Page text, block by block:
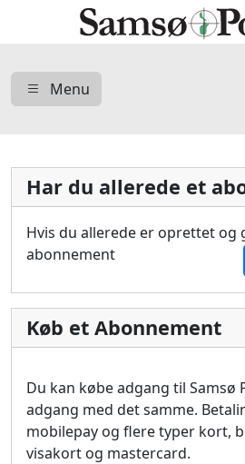
Menu
Har du allerede et
Hvis du allerede er oprettet og
abonnement
Køb et Abonnement
Du kan købe adgang til Samsø
adgang med det samme.
mobilepay og flere typer kort,
visakort og mastercard.